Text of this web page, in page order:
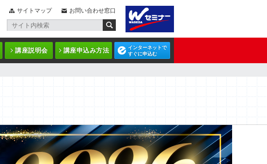
サイトマップ お問い合わせ窓口
講座説明会 講座申込み方法
インターネットで
すぐに申込む